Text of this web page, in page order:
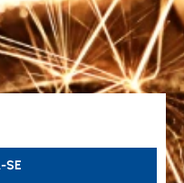
SE